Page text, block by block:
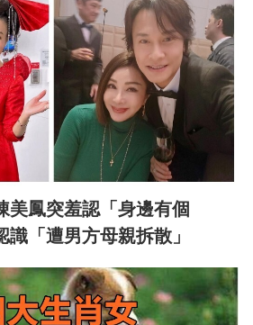
美鳳突羞認「身邊有個
「遭男方母親拆散」